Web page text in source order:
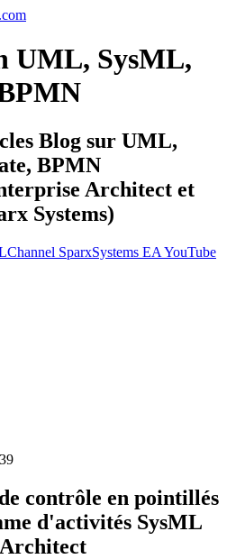
UML, SysML,
Blog sur UML,
BPMN
Architect et
Systems)
SparxSystems EA YouTube
contrôle en pointillés
d'activités SysML